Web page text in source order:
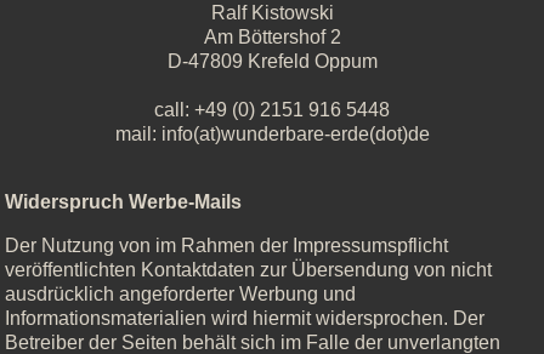
Ralf Kistowski
Am Böttershof 2
D-47809 Krefeld Oppum
call: +49 (0) 2151 916 5448
mail: info(at)wunderbare-erde(dot)de
Widerspruch Werbe-Mails
Der Nutzung von im Rahmen der Impressumspflicht
veröffentlichten Kontaktdaten zur Übersendung von nicht
ausdrücklich angeforderter Werbung und
Informationsmaterialien wird hiermit widersprochen. Der
Betreiber der Seiten behält sich im Falle der unverlangten